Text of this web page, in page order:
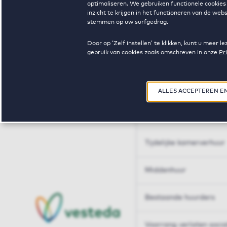
optimaliseren. We gebruiken functionele
inzicht te krijgen in het functioneren van de
stemmen op uw surfgedrag.
Door op ‘Zelf instellen’ te klikken, kunt u meer
gebruik van cookies zoals omschreven in onze
ALLES ACCEPTEREN
Huren op maat
Tijdelijke kamerverhuur
Middenhuur
Bestaande huurders
Voorrang verlaten